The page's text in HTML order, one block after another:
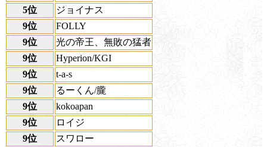
5位
ジョイナス
9位
FOLLY
9位
光の帝王、無敗の猛者
9位
Hyperion/KGI
9位
t-a-s
9位
るーくん/朧
9位
kokoapan
9位
ロイジ
9位
スワロー